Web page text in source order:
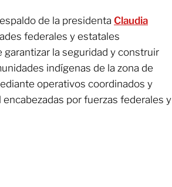
de la presidenta Claudia
federales y estatales
la seguridad y construir
indígenas de la zona de
operativos coordinados y
por fuerzas federales y